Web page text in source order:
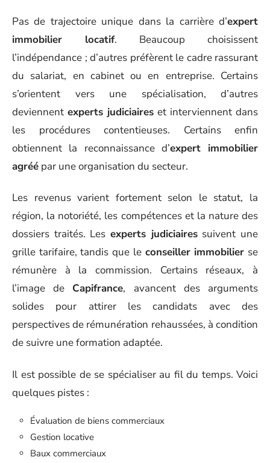
Pas de trajectoire unique dans la carrière d’expert
immobilier locatif. Beaucoup choisissent
l’indépendance ; d’autres préfèrent le cadre rassurant
du salariat, en cabinet ou en entreprise. Certains
s’orientent vers une spécialisation, d’autres
deviennent experts judiciaires et interviennent dans
les procédures contentieuses. Certains enfin
obtiennent la reconnaissance d’expert immobilier
agréé par une organisation du secteur.
Les revenus varient fortement selon le statut, la
région, la notoriété, les compétences et la nature des
dossiers traités. Les experts judiciairessuivent une
grille tarifaire, tandis que le conseiller immobilier se
rémunère à la commission. Certains réseaux, à
l’image de Capifrance, avancent des arguments
solides pour attirer les candidats avec des
perspectives de rémunération rehaussées, à condition
de suivre une formation adaptée.
Il est possible de se spécialiser au fil du temps. Voici
quelques pistes :
Évaluation de biens commerciaux
Gestion locative
Baux commerciaux